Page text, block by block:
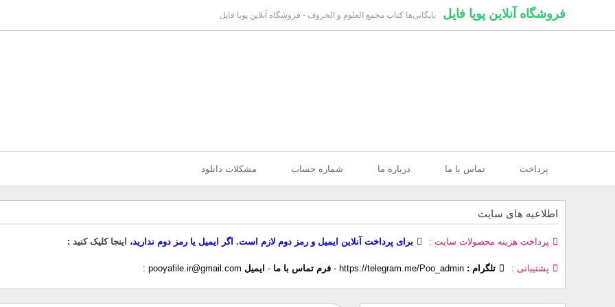
فروشگاه آنلاین پویا فایل بایگانی‌ها کتاب مجمع العلوم و الحروف - فروشگاه آنلاین پویا فایل
پرداخت تماس با ما درباره ما شماره حساب مشکلات دانلود
اطلاعیه های سایت
پرداخت هزینه محصولات سایت برای پرداخت آنلاین ایمیل و رمز دوم لازم است. اگر ایمیل یا رمز دوم ندارید، اینجا کلیک کنید
پشتیبانی تلگرام : https://telegram.me/Poo_admin
- فرم تماس با ما - ایمیل pooyafile.ir@gmail.com